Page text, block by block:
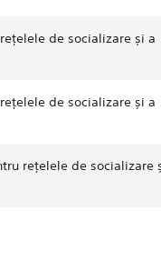
de socializare și a
de socializare și a
rețelele de socializare